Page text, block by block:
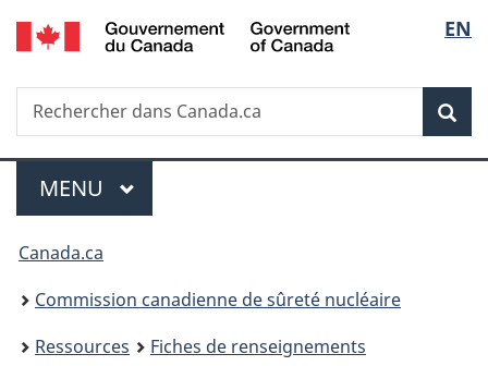
Passer
au
principal
de
la
EN
Recherche
Rechercher
dans
Menu
MENU PRINCIPAL
Vous
êtes
ici
Canada.ca
Commission canadienne de sûreté nucléaire
Ressources
Fiches de renseignements